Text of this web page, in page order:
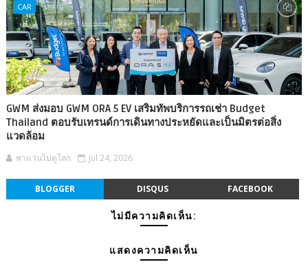
CAR
GWM ส่งมอบ GWM ORA 5 EV เสริมทัพบริการรถเช่า Budget
Thailand ตอบรับเทรนด์การเดินทางประหยัดและเป็นมิตรต่อสิ่ง
แวดล้อม
พาแว่นไปดูโลก Jul 24, 2026
BLOGGER DISQUS FACEBOOK
ไม่มีความคิดเห็น:
แสดงความคิดเห็น